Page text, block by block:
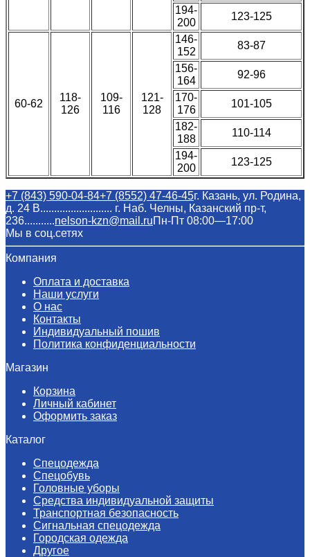
194-
200
123-125
60-62
118-
126
109-
116
121-
128
146-
152
83-87
156-
164
92-96
170-
176
101-105
182-
188
110-114
194-
200
123-125
+7 (843) 590-04-84+7 (8552) 47-46-45г. Казань, ул. Родина,
д. 24 В.......................... г. Наб. Челны, Казанский пр-т,
236...........nelson-kzn@mail.ruПн-Пт 08:00—17:00
Мы в соц.сетях
Компания
Оплата и доставка
Наши услуги​
О нас
Контакты
Индивидуальный пошив
Политика конфиденциальности
Магазин
Корзина
Личный кабинет
Оформить заказ
Каталог
Спецодежда
Спецобувь
Головные уборы
Средства индивидуальной защиты
Транспортная безопасность
Сигнальная спецодежда
Городская одежда
Другое